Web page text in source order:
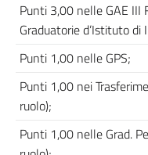
Punti 3,00 nelle GAE III
Graduatorie d’Istituto di
Punti 1,00 nelle GPS;
Punti 1,00 nei
ruolo);
Punti 1,00 nelle Grad.